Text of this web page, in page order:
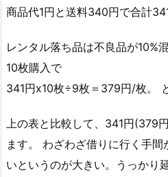
商品代1円と送料340円で合計
レンタル落ち品は不良品が10%
10枚購入で
341円x10枚÷9枚＝379円/枚。
上の表と比較して、341円(379
ます。 わざわざ借りに行く手
いというのが大きい。うっかり